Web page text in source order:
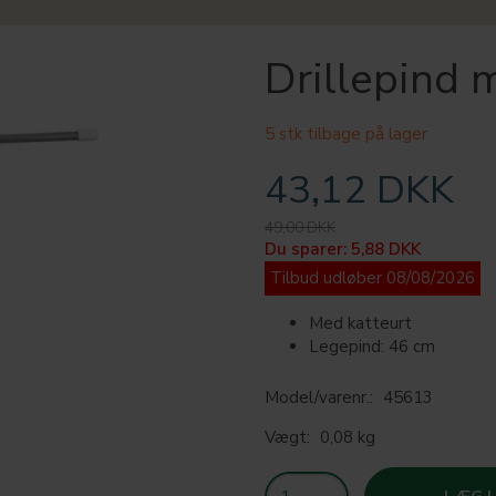
Drillepind
5 stk tilbage på lager
43,12 DKK
49,00 DKK
Du sparer: 5,88 DKK
Tilbud udløber 08/08/2026
Med katteurt
Legepind: 46 cm
Model/varenr.: 45613
Vægt: 0,08 kg